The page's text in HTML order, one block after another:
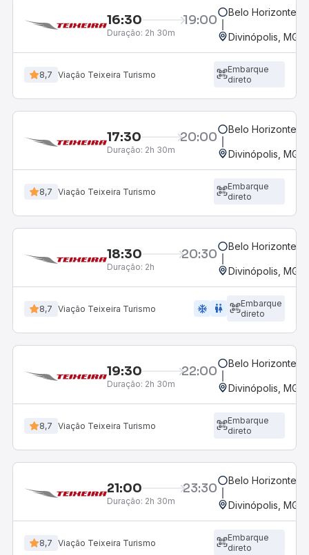
16:30 19:00
Duração: 2h 30m
Belo Horizonte,
Divinópolis, MG -
8,7 Viação Teixeira Turismo
Embarque
direto
17:30 20:00
Duração: 2h 30m
Belo Horizonte,
Divinópolis, MG -
8,7 Viação Teixeira Turismo
Embarque
direto
18:30 20:30
Duração: 2h
Belo Horizonte,
Divinópolis, MG -
8,7 Viação Teixeira Turismo ac_unit wc
Embarque
direto
19:30 22:00
Duração: 2h 30m
Belo Horizonte,
Divinópolis, MG -
8,7 Viação Teixeira Turismo
Embarque
direto
21:00 23:30
Duração: 2h 30m
Belo Horizonte,
Divinópolis, MG -
8,7 Viação Teixeira Turismo
Embarque
direto